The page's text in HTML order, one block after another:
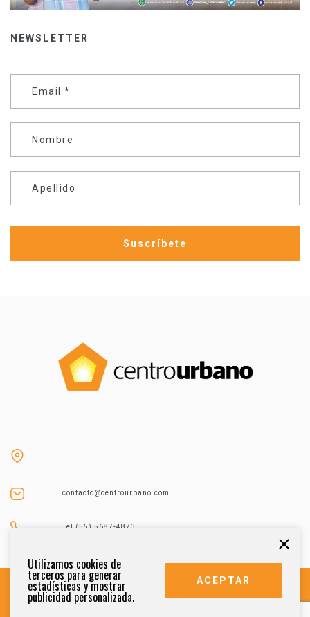
NEWSLETTER
Email *
Nombre
Apellido
contacto@centrourbano.com
Tel (55) 5687-4873
Utilizamos cookies de
terceros para generar
estadísticas y mostrar
publicidad personalizada.
ACEPTAR